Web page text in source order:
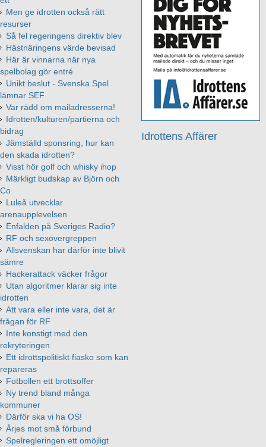
Idrottens Affärer
Men ge idrotten också rätt
resurser
Så fel regeringens direktiv blev
Hästnäringens värde bevisad
Här är vinnarna när nya
spelbolag gör entré
Unikt beslut - Svenska Spel
lämnar SEF
Var rädd om mailadresserna!
Idrotten/kulturen/partierna och
bidrag
Jämställd sponsring, hur kan
den skada idrotten?
Visst hör golf och whisky ihop
Märkligt budskap av Björn och
Co
Luleå utvecklar
arenaupplevelsen
Enfalden på Sveriges Radio?
RF och sexövergreppen
Allsvenskan har därför inte blivit
sämre
Hackerattack väcker frågor
Utan algoritmer klarar sig inte
idrotten
Att vara eller inte vara, det är
frågan för RF
Inte konstigt med den
rekryteringen
Ett idrottspolitiskt fiasko som kan
repareras
Fotbollen ett brottsoffer
Ny trend bland många
kommuner
Därför ska vi ha OS!
Årjes mot små förbund
Spelregleringen ett omöjligt